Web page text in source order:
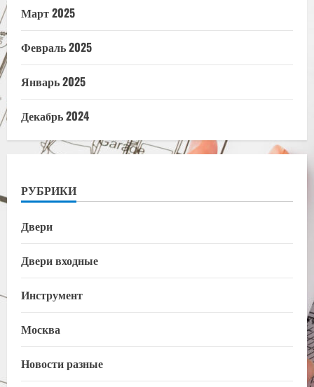
Март 2025
Февраль 2025
Январь 2025
Декабрь 2024
РУБРИКИ
Двери
Двери входные
Инструмент
Москва
Новости разные